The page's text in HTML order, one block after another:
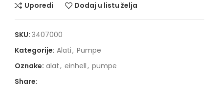
Uporedi Dodaj u listu želja
SKU: 3407000
Kategorije: Alati, Pumpe
Oznake: alat, einhell, pumpe
Share: